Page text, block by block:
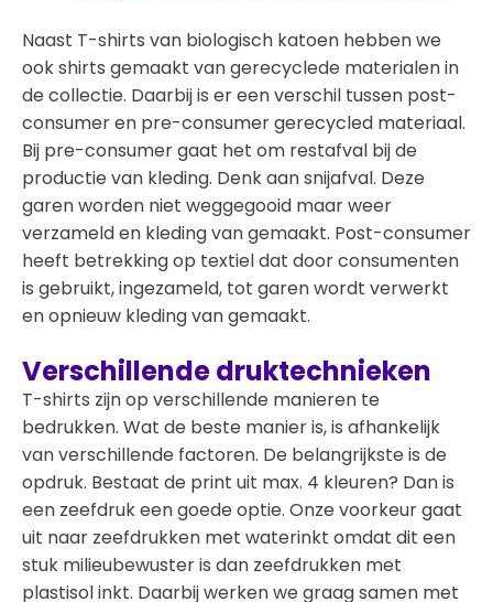
Naast T-shirts van biologisch katoen hebben we
ook shirts gemaakt van gerecyclede materialen in
de collectie. Daarbij is er een verschil tussen post-
consumer en pre-consumer gerecycled materiaal.
Bij pre-consumer gaat het om restafval bij de
productie van kleding. Denk aan snijafval. Deze
garen worden niet weggegooid maar weer
verzameld en kleding van gemaakt. Post-consumer
heeft betrekking op textiel dat door consumenten
is gebruikt, ingezameld, tot garen wordt verwerkt
en opnieuw kleding van gemaakt.
Verschillende druktechnieken
T-shirts zijn op verschillende manieren te
bedrukken. Wat de beste manier is, is afhankelijk
van verschillende factoren. De belangrijkste is de
opdruk. Bestaat de print uit max. 4 kleuren? Dan is
een zeefdruk een goede optie. Onze voorkeur gaat
uit naar zeefdrukken met waterinkt omdat dit een
stuk milieubewuster is dan zeefdrukken met
plastisol inkt. Daarbij werken we graag samen met